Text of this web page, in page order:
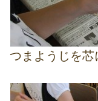
つまようじを